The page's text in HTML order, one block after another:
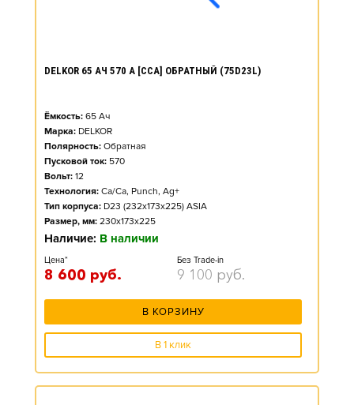
DELKOR 65 АЧ 570 А [CCA] ОБРАТНЫЙ (75D23L)
Ёмкость: 65 Ач
Марка: DELKOR
Полярность: Обратная
Пусковой ток: 570
Вольт: 12
Технология: Ca/Ca, Punch, Ag+
Тип корпуса: D23 (232x173x225) ASIA
Размер, мм: 230x173x225
Наличие: В наличии
Цена*
8 600 руб.
Без Trade-in
9 100 руб.
В КОРЗИНУ
В 1 клик